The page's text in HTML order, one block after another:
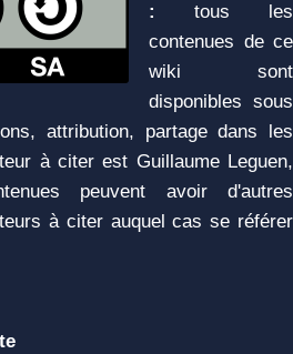
:
tous les
contenues de ce
wiki sont
disponibles sous
attribution, partage dans les
à citer est Guillaume Leguen,
peuvent avoir d'autres
à citer auquel cas se référer